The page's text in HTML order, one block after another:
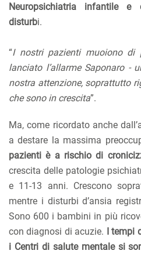
Neuropsichiatria infantile e
disturbi.
“I nostri pazienti muoiono
lanciato l’allarme Saponaro -
nostra attenzione, soprattutto
che sono in crescita”.
Ma, come ricordato anche
a destare la massima
pazienti è a rischio di
crescita delle patologie
e 11-13 anni. Crescono
mentre i disturbi d’ansia
Sono 600 i bambini in più
con diagnosi di acuzie. I tempi
i Centri di salute mentale si